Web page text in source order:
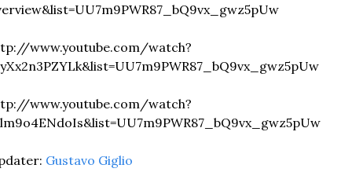
www.youtube.com/watch?
www.youtube.com/watch?
Gustavo Giglio